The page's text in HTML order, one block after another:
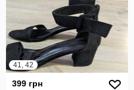
41, 42
399 грн